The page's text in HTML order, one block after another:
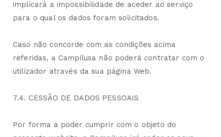
implicará a impossibilidade de aceder ao serviço
para o qual os dados foram solicitados.
Caso não concorde com as condições acima
referidas, a Campilusa não poderá contratar com o
utilizador através da sua página Web.
7.4. CESSÃO DE DADOS PESSOAIS
Por forma a poder cumprir com o objeto do